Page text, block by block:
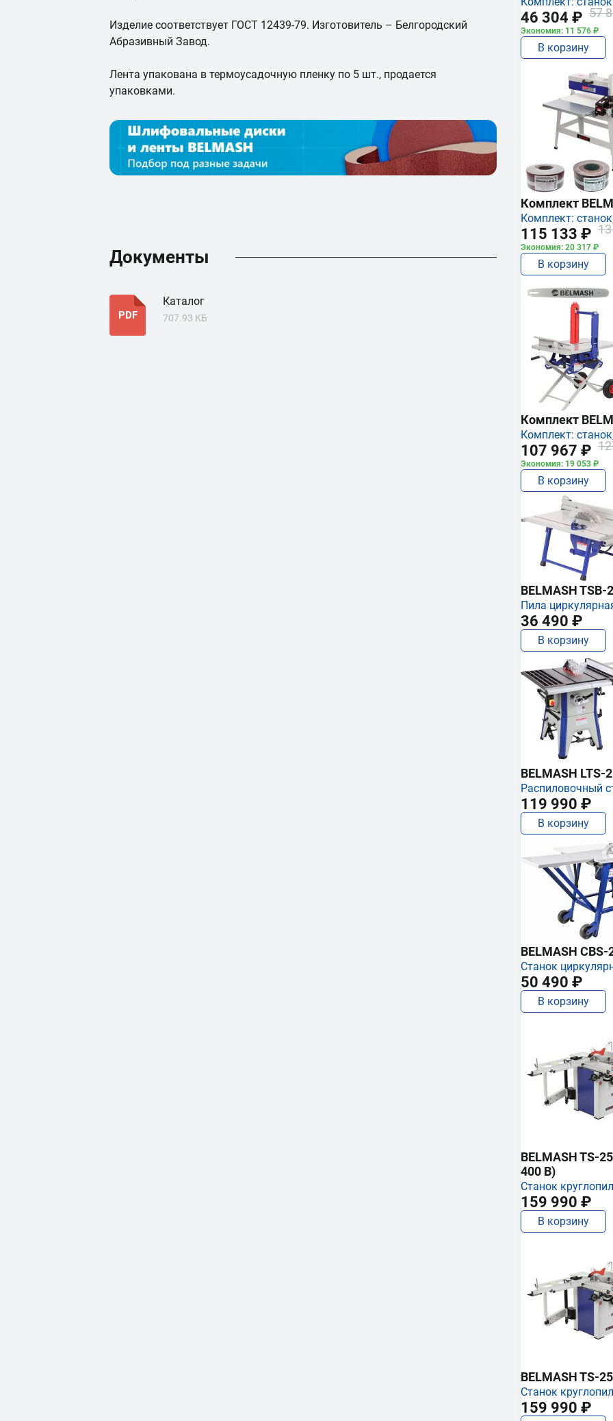
Изделие соответствует ГОСТ 12439-79. Изготовитель – Белгородский
Абразивный Завод.
Лента упакована в термоусадочную пленку по 5 шт., продается
упаковками.
Документы
PDF
Каталог
707.93 КБ
46 304 ₽ 57
Экономия: 11 576 ₽
В корзину
Комплект
Комплект:
115 133 ₽
Экономия: 20 317 ₽
В корзину
Комплект
Комплект:
107 967 ₽
Экономия: 19 053 ₽
В корзину
BELMASH TSB-
Пила
36 490 ₽
В корзину
BELMASH LTS-
Распиловочный
119 990 ₽
В корзину
BELMASH CBS-
Станок
50 490 ₽
В корзину
BELMASH TS-
400 В)
Станок
159 990 ₽
В корзину
BELMASH TS-
Станок
159 990 ₽